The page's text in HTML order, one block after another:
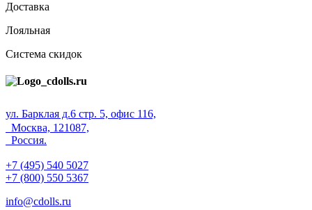
Доставка
Лояльная
Система скидок
ул. Барклая д.6 стр. 5, офис 116,
Москва, 121087,
Россия.
+7 (495) 540 5027
+7 (800) 550 5367
info@cdolls.ru